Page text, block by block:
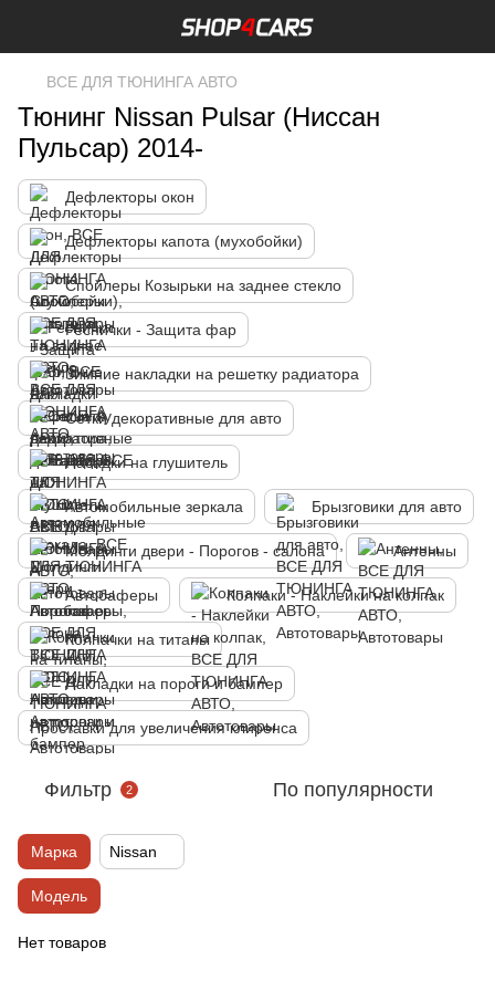
ВСЕ ДЛЯ ТЮНИНГА АВТО
Тюнинг Nissan Pulsar (Ниссан
Пульсар) 2014-
Дефлекторы окон
Дефлекторы капота (мухобойки)
Спойлеры Козырьки на заднее стекло
Реснички - Защита фар
Зимние накладки на решетку радиатора
Сетки декоративные для авто
Насадки на глушитель
Автомобильные зеркала Брызговики для авто
Молдинги двери - Порогов - салона Антенны
Автобаферы Колпаки - Наклейки на колпак
Колпачки на титаны
Накладки на пороги и бампер
Проставки для увеличения клиренса
Фильтр 2 По популярности
Марка Nissan
Модель
Нет товаров